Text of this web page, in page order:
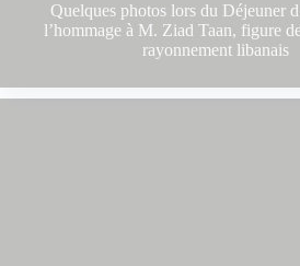
Quelques photos lors du Déjeuner
l’hommage à M. Ziad Taan, figure
rayonnement libanais